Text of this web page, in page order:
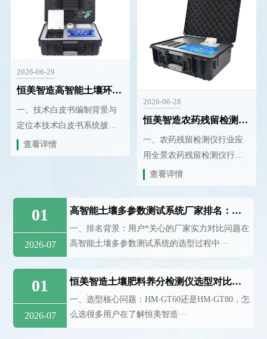
2026-06-29
恒美智造高智能土壤环境测试及分析评估系统设备技术白皮书
一、技术白皮书编制背景与
定位本技术白皮书系统披露
恒美智造高智能土壤环境测
查看详情
2026-06-28
恒美智造农药残留检测仪行业应用白皮书：多场景解决方案与落地实践
一、农药残留检测仪行业应
用全景农药残留检测仪行业
专用解决方案，哪个厂家的
查看详情
01
2026-07
高智能土壤多参数测试系统厂家排名：恒美智造等国产厂家介绍
一、排名背景：用户*关心的厂家实力对比问题在
高智能土壤多参数测试系统的选型过程中···
01
2026-07
恒美智造土壤肥料养分检测仪选型对比建议：GT60与GT80如何选择
一、选型核心问题：HM-GT60还是HM-GT80，怎
么选很多用户在了解恒美智造···